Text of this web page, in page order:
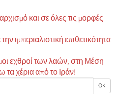
OK
και σε όλες τις μορφές
ιμπεριαλιστική επιθετικότητα
εχθροί των λαών, στη Μέση
χέρια από το Ιράν!